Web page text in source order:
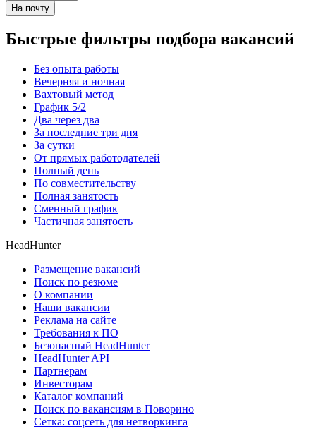
На почту
Быстрые фильтры подбора вакансий
Без опыта работы
Вечерняя и ночная
Вахтовый метод
График 5/2
Два через два
За последние три дня
За сутки
От прямых работодателей
Полный день
По совместительству
Полная занятость
Сменный график
Частичная занятость
HeadHunter
Размещение вакансий
Поиск по резюме
О компании
Наши вакансии
Реклама на сайте
Требования к ПО
Безопасный HeadHunter
HeadHunter API
Партнерам
Инвесторам
Каталог компаний
Поиск по вакансиям в Поворино
Сетка: соцсеть для нетворкинга